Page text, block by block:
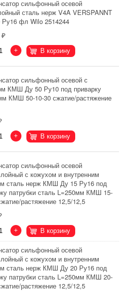
сильфонный осевой
сталь нерж V4A VERSPANNT
Ру16 фл Wilo 2514244
+ В корзину
сильфонный осевой с
КМШ Ду 50 Ру10 под приварку
КМШ 50-10-30 сжатие/растяжение
+ В корзину
сильфонный осевой
с кожухом и внутренним
сталь нерж КМШ Ду 15 Ру16 под
патрубки сталь L=250мм КМШ 15-
растяжение 12,5/12,5
+ В корзину
сильфонный осевой
с кожухом и внутренним
сталь нерж КМШ Ду 20 Ру16 под
патрубки сталь L=250мм КМШ 20-
растяжение 12,5/12,5